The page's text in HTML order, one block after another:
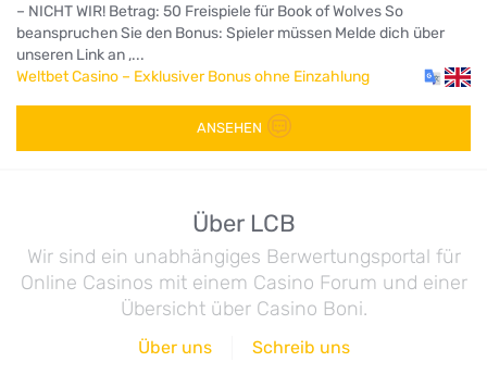
– NICHT WIR! Betrag: 50 Freispiele für Book of Wolves So
beanspruchen Sie den Bonus: Spieler müssen Melde dich über
unseren Link an ,...
Weltbet Casino – Exklusiver Bonus ohne Einzahlung
ANSEHEN
Über LCB
Wir sind ein unabhängiges Berwertungsportal für
Online Casinos mit einem Casino Forum und einer
Übersicht über Casino Boni.
Über uns Schreib uns